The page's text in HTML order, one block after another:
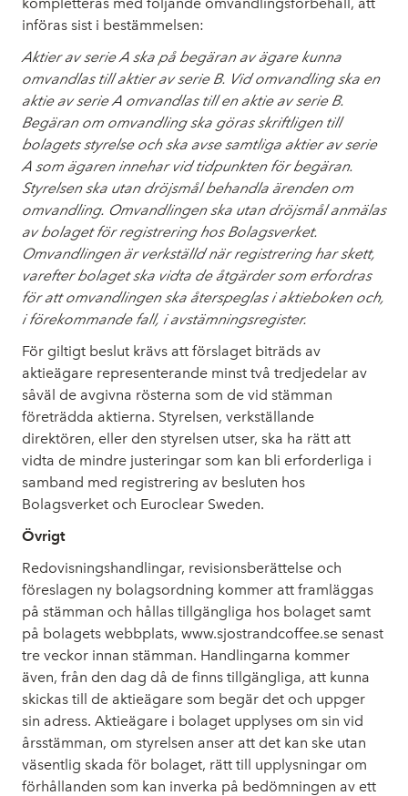
införas sist i bestämmelsen:
Aktier av serie A ska på begäran av ägare kunna
omvandlas till aktier av serie B. Vid omvandling ska en
aktie av serie A omvandlas till en aktie av serie B.
Begäran om omvandling ska göras skriftligen till
bolagets styrelse och ska avse samtliga aktier av serie
A som ägaren innehar vid tidpunkten för begäran.
Styrelsen ska utan dröjsmål behandla ärenden om
omvandling. Omvandlingen ska utan dröjsmål anmälas
av bolaget för registrering hos Bolagsverket.
Omvandlingen är verkställd när registrering har skett,
varefter bolaget ska vidta de åtgärder som erfordras
för att omvandlingen ska återspeglas i aktieboken och,
i förekommande fall, i avstämningsregister.
För giltigt beslut krävs att förslaget biträds av
aktieägare representerande minst två tredjedelar av
såväl de avgivna rösterna som de vid stämman
företrädda aktierna. Styrelsen, verkställande
direktören, eller den styrelsen utser, ska ha rätt att
vidta de mindre justeringar som kan bli erforderliga i
samband med registrering av besluten hos
Bolagsverket och Euroclear Sweden.
Övrigt
Redovisningshandlingar, revisionsberättelse och
föreslagen ny bolagsordning kommer att framläggas
på stämman och hållas tillgängliga hos bolaget samt
på bolagets webbplats, www.sjostrandcoffee.se senast
tre veckor innan stämman. Handlingarna kommer
även, från den dag då de finns tillgängliga, att kunna
skickas till de aktieägare som begär det och uppger
sin adress. Aktieägare i bolaget upplyses om sin vid
årsstämman, om styrelsen anser att det kan ske utan
väsentlig skada för bolaget, rätt till upplysningar om
förhållanden som kan inverka på bedömningen av ett